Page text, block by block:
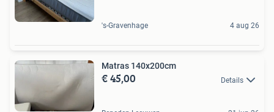
's-Gravenhage 4 aug 26
Matras 140x200cm
€ 45,00 Details